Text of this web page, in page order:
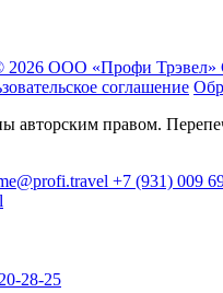
2026 ООО «Профи Трэвeл»
соглашение
авторским правом.
+7 (931) 009
28-25